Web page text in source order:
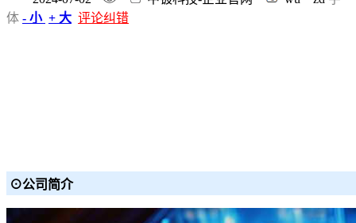
体 - 小 + 大 评论纠错
⊙公司简介